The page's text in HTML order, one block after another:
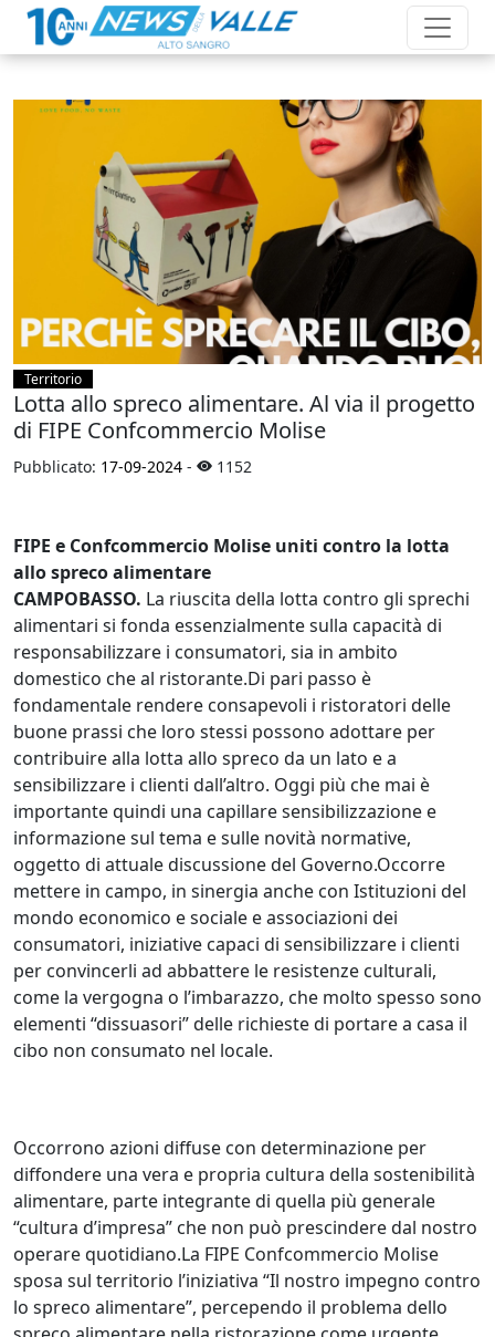
Territorio
Lotta allo spreco alimentare. Al via il progetto
di FIPE Confcommercio Molise
Pubblicato: 17-09-2024 - 1152
FIPE e Confcommercio Molise uniti contro la lotta
allo spreco alimentare
CAMPOBASSO. La riuscita della lotta contro gli sprechi
alimentari si fonda essenzialmente sulla capacità di
responsabilizzare i consumatori, sia in ambito
domestico che al ristorante.Di pari passo è
fondamentale rendere consapevoli i ristoratori delle
buone prassi che loro stessi possono adottare per
contribuire alla lotta allo spreco da un lato e a
sensibilizzare i clienti dall’altro. Oggi più che mai è
importante quindi una capillare sensibilizzazione e
informazione sul tema e sulle novità normative,
oggetto di attuale discussione del Governo.Occorre
mettere in campo, in sinergia anche con Istituzioni del
mondo economico e sociale e associazioni dei
consumatori, iniziative capaci di sensibilizzare i clienti
per convincerli ad abbattere le resistenze culturali,
come la vergogna o l’imbarazzo, che molto spesso sono
elementi “dissuasori” delle richieste di portare a casa il
cibo non consumato nel locale.
Occorrono azioni diffuse con determinazione per
diffondere una vera e propria cultura della sostenibilità
alimentare, parte integrante di quella più generale
“cultura d’impresa” che non può prescindere dal nostro
operare quotidiano.La FIPE Confcommercio Molise
sposa sul territorio l’iniziativa “Il nostro impegno contro
lo spreco alimentare”, percependo il problema dello